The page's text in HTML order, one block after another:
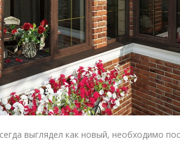
выглядел как новый, необходимо